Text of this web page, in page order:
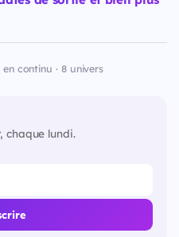
continu · 8 univers
chaque lundi.